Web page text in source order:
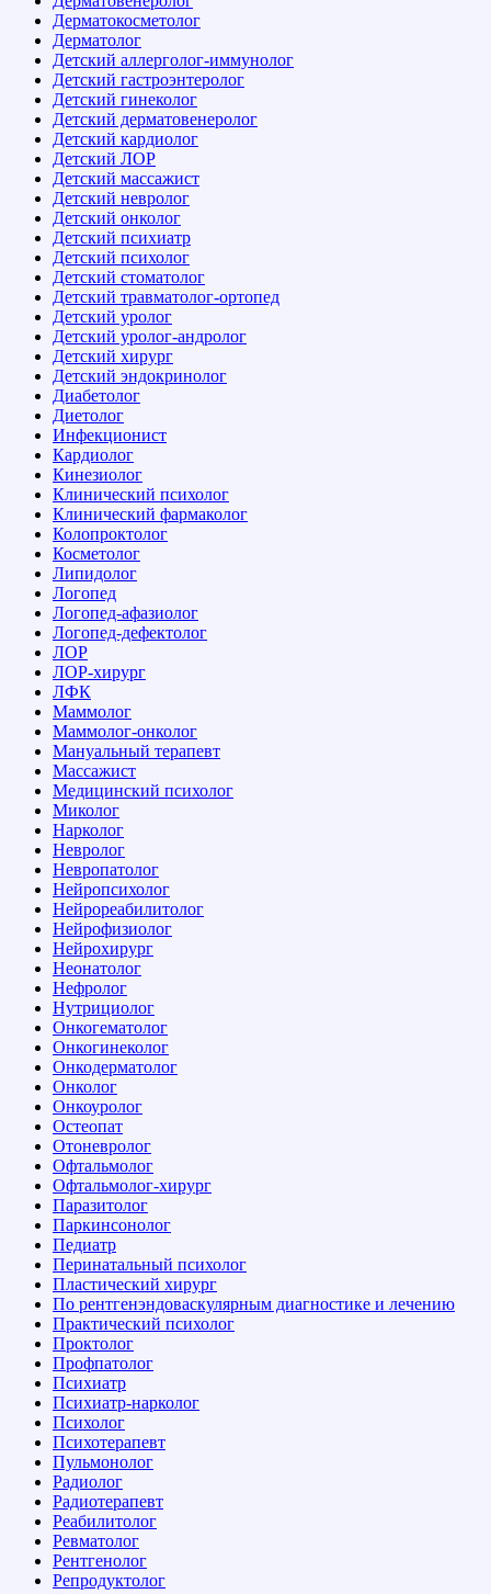
Дерматокосметолог
Дерматолог
Детский аллерголог-иммунолог
Детский гастроэнтеролог
Детский гинеколог
Детский дерматовенеролог
Детский кардиолог
Детский ЛОР
Детский массажист
Детский невролог
Детский онколог
Детский психиатр
Детский психолог
Детский стоматолог
Детский травматолог-ортопед
Детский уролог
Детский уролог-андролог
Детский хирург
Детский эндокринолог
Диабетолог
Диетолог
Инфекционист
Кардиолог
Кинезиолог
Клинический психолог
Клинический фармаколог
Колопроктолог
Косметолог
Липидолог
Логопед
Логопед-афазиолог
Логопед-дефектолог
ЛОР
ЛОР-хирург
ЛФК
Маммолог
Маммолог-онколог
Мануальный терапевт
Массажист
Медицинский психолог
Миколог
Нарколог
Невролог
Невропатолог
Нейропсихолог
Нейрореабилитолог
Нейрофизиолог
Нейрохирург
Неонатолог
Нефролог
Нутрициолог
Онкогематолог
Онкогинеколог
Онкодерматолог
Онколог
Онкоуролог
Остеопат
Отоневролог
Офтальмолог
Офтальмолог-хирург
Паразитолог
Паркинсонолог
Педиатр
Перинатальный психолог
Пластический хирург
По рентгенэндоваскулярным диагностике и лечению
Практический психолог
Проктолог
Профпатолог
Психиатр
Психиатр-нарколог
Психолог
Психотерапевт
Пульмонолог
Радиолог
Радиотерапевт
Реабилитолог
Ревматолог
Рентгенолог
Репродуктолог